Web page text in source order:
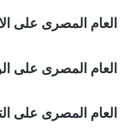
العام المصرى على
العام المصرى على
العام المصرى على